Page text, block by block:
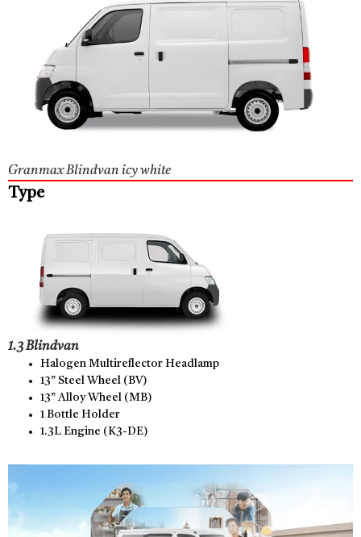
Granmax Blindvan icy white
Type
1.3 Blindvan
Halogen Multireflector Headlamp
13” Steel Wheel (BV)
13” Alloy Wheel (MB)
1 Bottle Holder
1.3L Engine (K3-DE)